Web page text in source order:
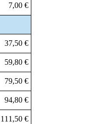
7,00 €
37,50 €
59,80 €
79,50 €
94,80 €
111,50 €